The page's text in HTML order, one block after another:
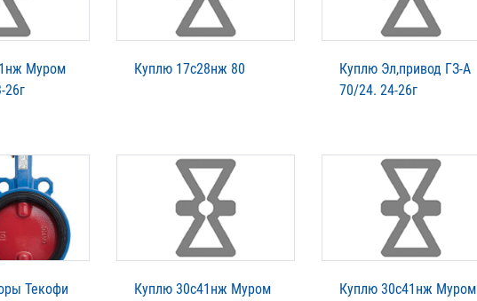
Муром
26г
Куплю 17с28нж 80
Куплю Эл,привод ГЗ-А
70/24. 24-26г
Текофи
Куплю 30с41нж Муром
Куплю 30с41нж Муром